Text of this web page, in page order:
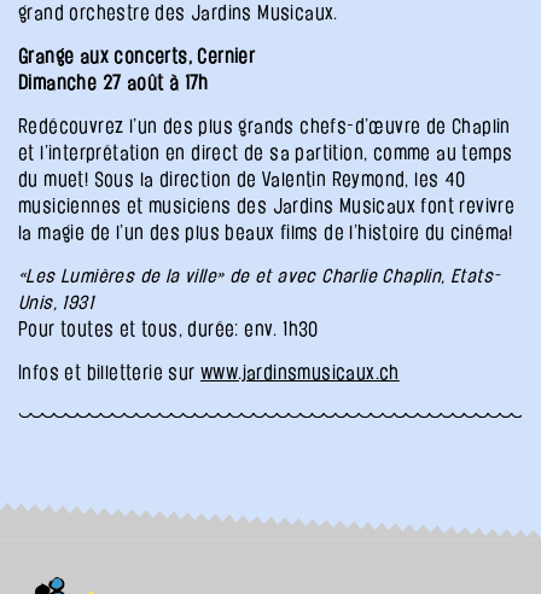
grand orchestre des Jardins Musicaux.
Grange aux concerts, Cernier
Dimanche 27 août à 17h
Redécouvrez l’un des plus grands chefs-d’œuvre de Chaplin
et l’interprétation en direct de sa partition, comme au temps
du muet! Sous la direction de Valentin Reymond, les 40
musiciennes et musiciens des Jardins Musicaux font revivre
la magie de l’un des plus beaux films de l’histoire du cinéma!
«Les Lumières de la ville» de et avec Charlie Chaplin, Etats-
Unis, 1931
Pour toutes et tous, durée: env. 1h30
Infos et billetterie sur www.jardinsmusicaux.ch